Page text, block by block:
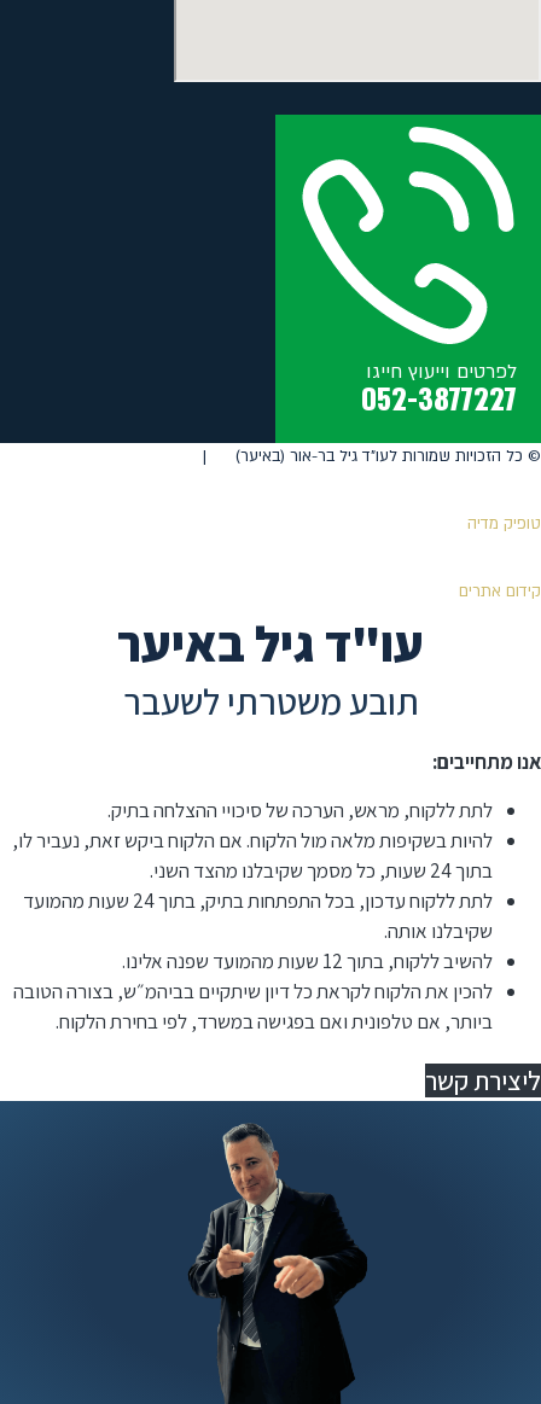
לפרטים וייעוץ חייגו
052-3877227
©️ כל הזכויות שמורות לעו"ד גיל בר-אור (באיער) |
טופיק מדיה
קידום אתרים
עו"ד גיל באיער
תובע משטרתי לשעבר
אנו מתחייבים:
לתת ללקוח, מראש, הערכה של סיכויי ההצלחה בתיק.
להיות בשקיפות מלאה מול הלקוח. אם הלקוח ביקש זאת, נעביר לו,
בתוך 24 שעות, כל מסמך שקיבלנו מהצד השני.
לתת ללקוח עדכון, בכל התפתחות בתיק, בתוך 24 שעות מהמועד
שקיבלנו אותה.
להשיב ללקוח, בתוך 12 שעות מהמועד שפנה אלינו.
⁠להכין את הלקוח לקראת כל דיון שיתקיים בביהמ״ש, בצורה הטובה
ביותר, אם טלפונית ואם בפגישה במשרד, לפי בחירת הלקוח.
ליצירת קשר